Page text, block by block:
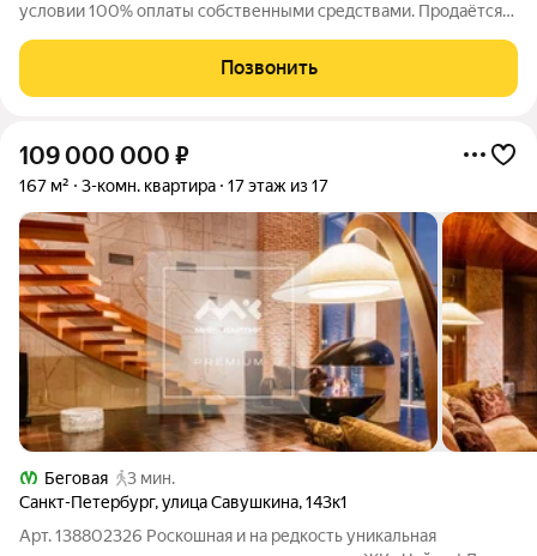
условии 100% оплаты собственными средствами. Продаётся
«РСТИ» (Росстройинвест). Квартира находится в 13 этажном
доме, в Корпус К8 - Тайм
Позвонить
109 000 000 ₽
167 м² 3-комн. квартира 17 этаж из 17
Беговая
3 мин.
Санкт-Петербург,улица Савушкина,143к1
Арт. 138802326 Роскошная и на редкость уникальная